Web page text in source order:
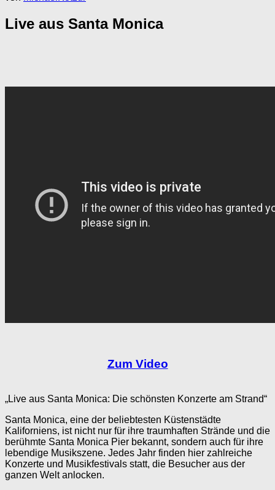
Live aus Santa Monica
Zum Video
„Live aus Santa Monica: Die schönsten Konzerte am Strand“
Santa Monica, eine der beliebtesten Küstenstädte
Kaliforniens, ist nicht nur für ihre traumhaften Strände und die
berühmte Santa Monica Pier bekannt, sondern auch für ihre
lebendige Musikszene. Jedes Jahr finden hier zahlreiche
Konzerte und Musikfestivals statt, die Besucher aus der
ganzen Welt anlocken.